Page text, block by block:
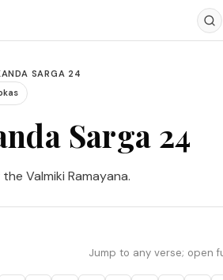
SARGA 24
Sarga 24
Valmiki Ramayana.
Jump to any verse; open